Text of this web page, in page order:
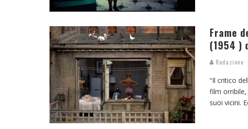
Frame
(1954 )
Redazione
“Il critico
film
suoi vicini.